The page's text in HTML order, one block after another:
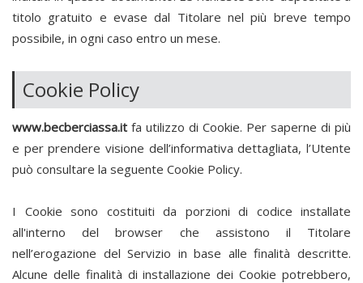
titolo gratuito e evase dal Titolare nel più breve tempo
possibile, in ogni caso entro un mese.
Cookie Policy
www.becberciassa.it fa utilizzo di Cookie. Per saperne di più
e per prendere visione dell’informativa dettagliata, l’Utente
può consultare la seguente Cookie Policy.
I Cookie sono costituiti da porzioni di codice installate
all'interno del browser che assistono il Titolare
nell’erogazione del Servizio in base alle finalità descritte.
Alcune delle finalità di installazione dei Cookie potrebbero,